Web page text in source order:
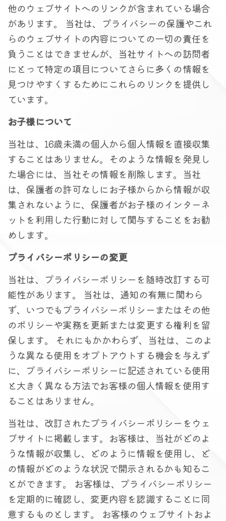
他のウェブサイトへのリンクが含まれている場合
があります。 当社は、プライバシーの保護やこれ
らのウェブサイトの内容についての一切の責任を
負うことはできませんが、当社サイトへの訪問者
にとって特定の項目についてさらに多くの情報を
見つけやすくするためにこれらのリンクを提供し
ています。
お子様について
当社は、16歳未満の個人から個人情報を直接収集
することはありません。そのような情報を発見し
た場合には、当社その情報を削除します。当社
は、保護者の許可なしにお子様からから情報が収
集されないように、保護者がお子様のインターネ
ットを利用した行動に対して関与することをお勧
めします。
プライバシーポリシーの変更
当社は、プライバシーポリシーを随時改訂する可
能性があります。 当社は、通知の有無に関わら
ず、いつでもプライバシーポリシーまたはその他
のポリシーや実務を更新または変更する権利を留
保します。 それにもかかわらず、当社は、このよ
うな異なる使用をオプトアウトする機会を与えず
に、プライバシーポリシーに記述されている使用
と大きく異なる方法でお客様の個人情報を使用す
ることはありません。
当社は、改訂されたプライバシーポリシーをウェ
ブサイトに掲載します。お客様は、当社がどのよ
うな情報が収集し、どのように情報を使用し、ど
の情報がどのような状況で開示されるかも知るこ
とができます。 お客様は、プライバシーポリシー
を定期的に確認し、変更内容を認識することに同
意するものとします。 お客様のウェブサイトおよ